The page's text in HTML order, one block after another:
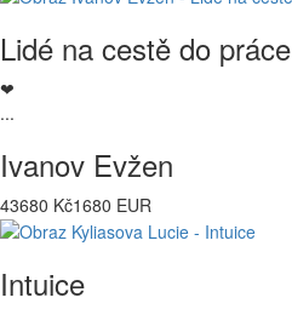
Lidé na cestě do práce
❤
...
Ivanov Evžen
43680 Kč1680 EUR
Intuice